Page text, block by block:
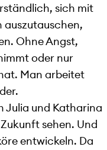
sich mit
Ohne Angst,
oder nur
Man arbeitet
Julia und Katharina
sehen. Und
entwickeln. Da